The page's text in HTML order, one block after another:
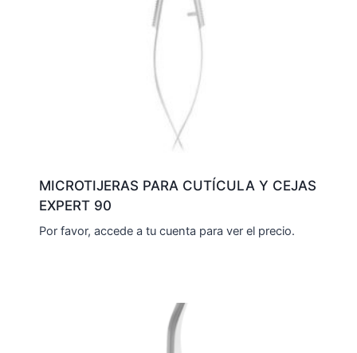
MICROTIJERAS PARA CUTÍCULA Y CEJAS
EXPERT 90
Por favor, accede a tu cuenta para ver el precio.